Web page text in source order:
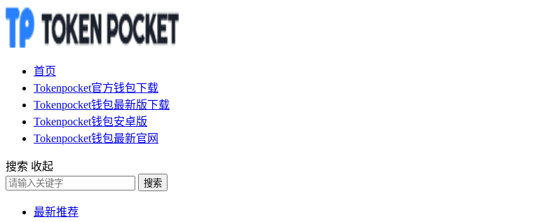
首页
Tokenpocket官方钱包下载
Tokenpocket钱包最新版下载
Tokenpocket钱包安卓版
Tokenpocket钱包最新官网
搜索 收起
搜索
最新推荐